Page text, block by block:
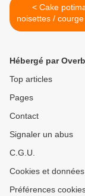
< Cake potimarron /
noisettes /
Hébergé par
Top articles
Pages
Contact
Signaler un abus
C.G.U.
Cookies et
Préférences